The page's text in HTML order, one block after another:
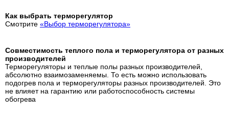
Как выбрать терморегулятор
Смотрите «Выбор терморегулятора»
Совместимость теплого пола и терморегулятора от разных
производителей
Терморегуляторы и теплые полы разных производителей,
абсолютно взаимозаменяемы. То есть можно использовать
подогрев пола и терморегуляторы разных производителей. Это
не влияет на гарантию или работоспособность системы
обогрева